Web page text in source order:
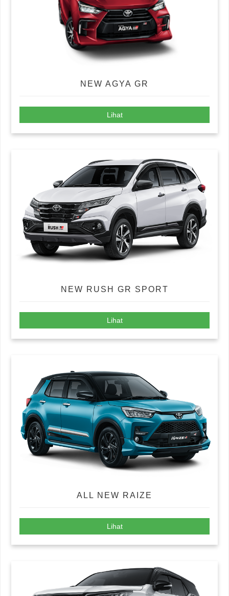
NEW AGYA GR
Lihat
NEW RUSH GR SPORT
Lihat
ALL NEW RAIZE
Lihat